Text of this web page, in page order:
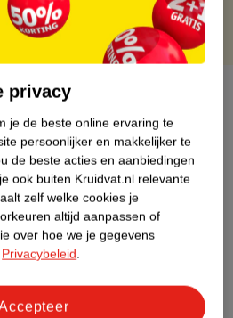
Score.
informatie
privacy
je de beste online ervaring te
persoonlijker en makkelijker te
de beste acties en aanbiedingen
ook buiten Kruidvat.nl relevante
zelf welke cookies je
altijd aanpassen of
over hoe we je gegevens
Privacybeleid.